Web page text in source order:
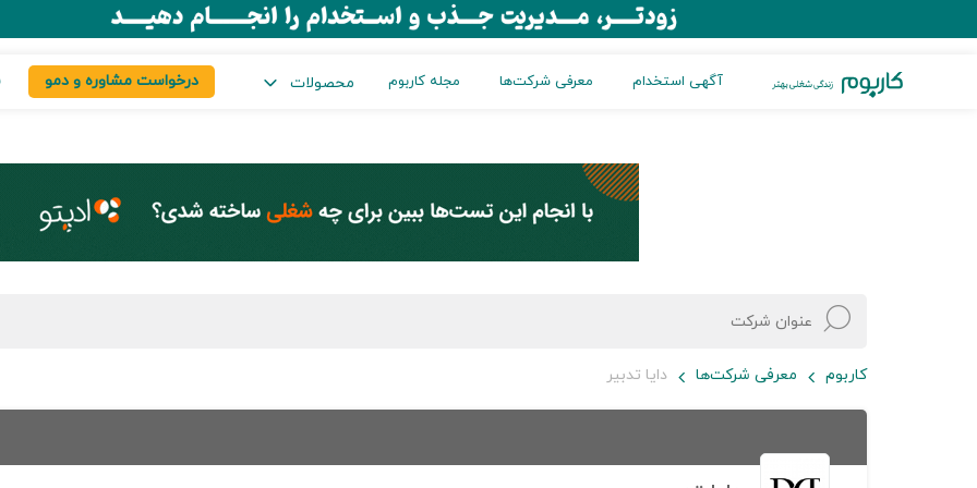
آگهی استخدام معرفی شرکت‌ها مجله کاربوم محصولات درخواست مشاوره و دمو
کاربوم معرفی شرکت‌ها دایا تدبیر